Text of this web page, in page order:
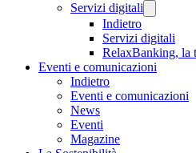
Servizi digitali
Indietro
Servizi digitali
RelaxBanking, la
Eventi e comunicazioni
Indietro
Eventi e comunicazioni
News
Eventi
Magazine